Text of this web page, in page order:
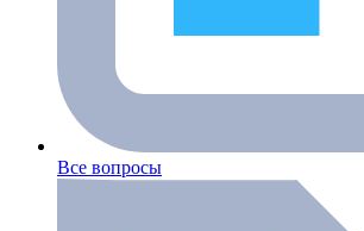
Все вопросы